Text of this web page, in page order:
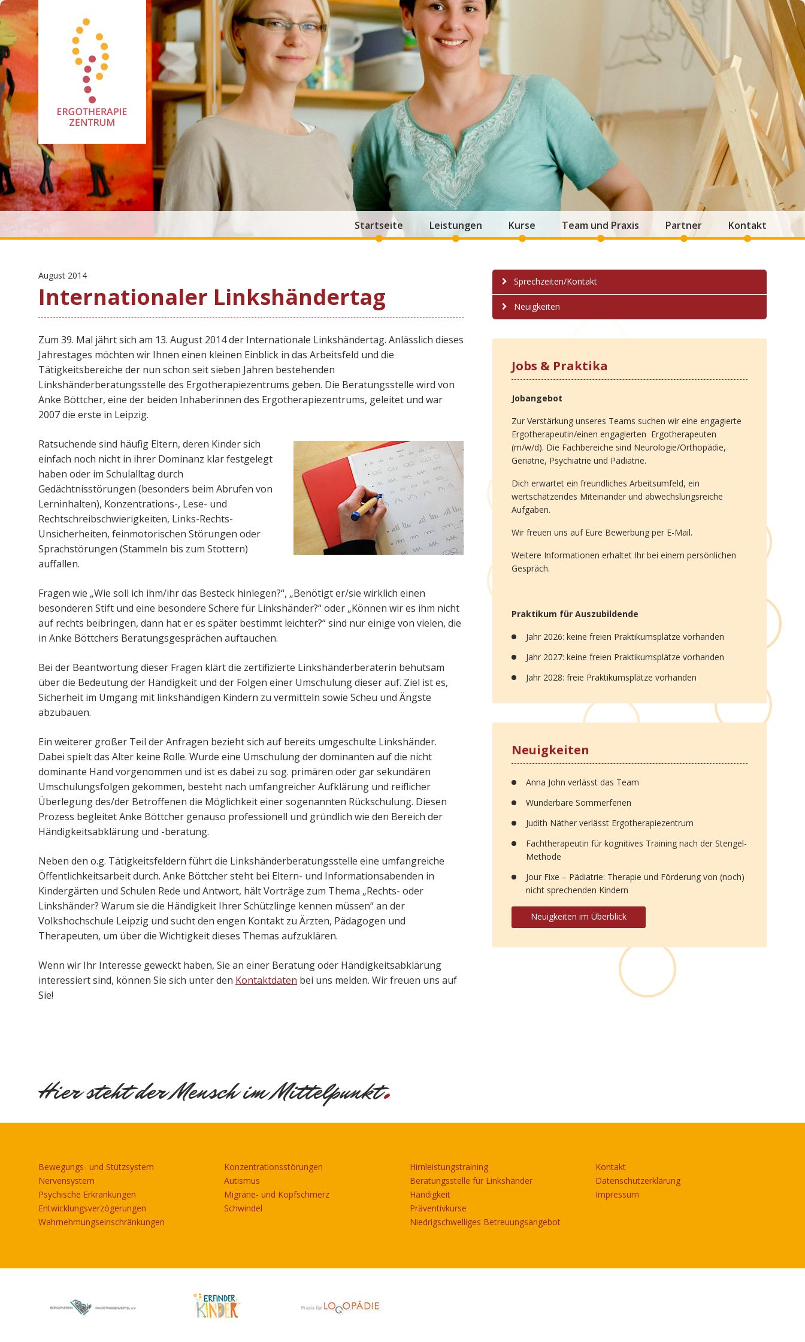
Startseite Leistungen Kurse Team und Praxis Partner Kontakt
August 2014
Internationaler Linkshändertag
Zum 39. Mal jährt sich am 13. August 2014 der Internationale Linkshändertag. Anlässlich dieses
Jahrestages möchten wir Ihnen einen kleinen Einblick in das Arbeitsfeld und die
Tätigkeitsbereiche der nun schon seit sieben Jahren bestehenden
Linkshänderberatungsstelle des Ergotherapiezentrums geben. Die Beratungsstelle wird von
Anke Böttcher, eine der beiden Inhaberinnen des Ergotherapiezentrums, geleitet und war
2007 die erste in Leipzig.
Ratsuchende sind häufig Eltern, deren Kinder sich
einfach noch nicht in ihrer Dominanz klar festgelegt
haben oder im Schulalltag durch
Gedächtnisstörungen (besonders beim Abrufen von
Lerninhalten), Konzentrations-, Lese- und
Rechtschreibschwierigkeiten, Links-Rechts-
Unsicherheiten, feinmotorischen Störungen oder
Sprachstörungen (Stammeln bis zum Stottern)
auffallen.
Fragen wie „Wie soll ich ihm/ihr das Besteck hinlegen?“, „Benötigt er/sie wirklich einen
besonderen Stift und eine besondere Schere für Linkshänder?“ oder „Können wir es ihm nicht
auf rechts beibringen, dann hat er es später bestimmt leichter?“ sind nur einige von vielen, die
in Anke Böttchers Beratungsgesprächen auftauchen.
Bei der Beantwortung dieser Fragen klärt die zertifizierte Linkshänderberaterin behutsam
über die Bedeutung der Händigkeit und der Folgen einer Umschulung dieser auf. Ziel ist es,
Sicherheit im Umgang mit linkshändigen Kindern zu vermitteln sowie Scheu und Ängste
abzubauen.
Ein weiterer großer Teil der Anfragen bezieht sich auf bereits umgeschulte Linkshänder.
Dabei spielt das Alter keine Rolle. Wurde eine Umschulung der dominanten auf die nicht
dominante Hand vorgenommen und ist es dabei zu sog. primären oder gar sekundären
Umschulungsfolgen gekommen, besteht nach umfangreicher Aufklärung und reiflicher
Überlegung des/der Betroffenen die Möglichkeit einer sogenannten Rückschulung. Diesen
Prozess begleitet Anke Böttcher genauso professionell und gründlich wie den Bereich der
Händigkeitsabklärung und -beratung.
Neben den o.g. Tätigkeitsfeldern führt die Linkshänderberatungsstelle eine umfangreiche
Öffentlichkeitsarbeit durch. Anke Böttcher steht bei Eltern- und Informationsabenden in
Kindergärten und Schulen Rede und Antwort, hält Vorträge zum Thema „Rechts- oder
Linkshänder? Warum sie die Händigkeit Ihrer Schützlinge kennen müssen“ an der
Volkshochschule Leipzig und sucht den engen Kontakt zu Ärzten, Pädagogen und
Therapeuten, um über die Wichtigkeit dieses Themas aufzuklären.
Wenn wir Ihr Interesse geweckt haben, Sie an einer Beratung oder Händigkeitsabklärung
interessiert sind, können Sie sich unter den Kontaktdaten bei uns melden. Wir freuen uns auf
Sie!
Sprechzeiten/Kontakt
Neuigkeiten
Jobs & Praktika
Jobangebot
Zur Verstärkung unseres Teams suchen wir eine engagierte
Ergotherapeutin/einen engagierten Ergotherapeuten
(m/w/d). Die Fachbereiche sind Neurologie/Orthopädie,
Geriatrie, Psychiatrie und Pädiatrie.
Dich erwartet ein freundliches Arbeitsumfeld, ein
wertschätzendes Miteinander und abwechslungsreiche
Aufgaben.
Wir freuen uns auf Eure Bewerbung per E-Mail.
Weitere Informationen erhaltet Ihr bei einem persönlichen
Gespräch.
Praktikum für Auszubildende
Jahr 2026: keine freien Praktikumsplätze vorhanden
Jahr 2027: keine freien Praktikumsplätze vorhanden
Jahr 2028: freie Praktikumsplätze vorhanden
Neuigkeiten
Anna John verlässt das Team
Wunderbare Sommerferien
Judith Näther verlässt Ergotherapiezentrum
Fachtherapeutin für kognitives Training nach der Stengel-
Methode
Jour Fixe – Pädiatrie: Therapie und Förderung von (noch)
nicht sprechenden Kindern
Neuigkeiten im Überblick
Hier steht der Mensch im Mittelpunkt.
Bewegungs- und Stützsystem
Nervensystem
Psychische Erkrankungen
Entwicklungsverzögerungen
Wahrnehmungseinschränkungen
Konzentrationsstörungen
Autismus
Migräne- und Kopfschmerz
Schwindel
Hirnleistungstraining
Beratungsstelle für Linkshänder
Händigkeit
Präventivkurse
Niedrigschwelliges Betreuungsangebot
Kontakt
Datenschutzerklärung
Impressum